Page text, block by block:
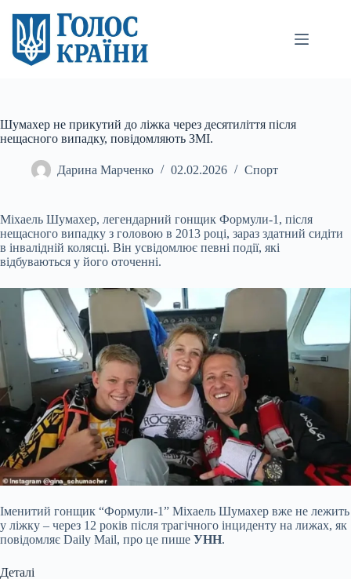
вмісту
Шумахер не прикутий до ліжка через десятиліття після
нещасного випадку, повідомляють ЗМІ.
Дарина Марченко 02.02.2026 Спорт
Міхаель Шумахер, легендарний гонщик Формули-1, після
нещасного випадку з головою в 2013 році, зараз здатний сидіти
в інвалідній колясці. Він усвідомлює певні події, які
відбуваються у його оточенні.
Іменитий гонщик “Формули-1” Міхаель Шумахер вже не лежить
у ліжку – через 12 років після трагічного інциденту на лижах, як
повідомляє Daily Mail, про це пише УНН.
Деталі